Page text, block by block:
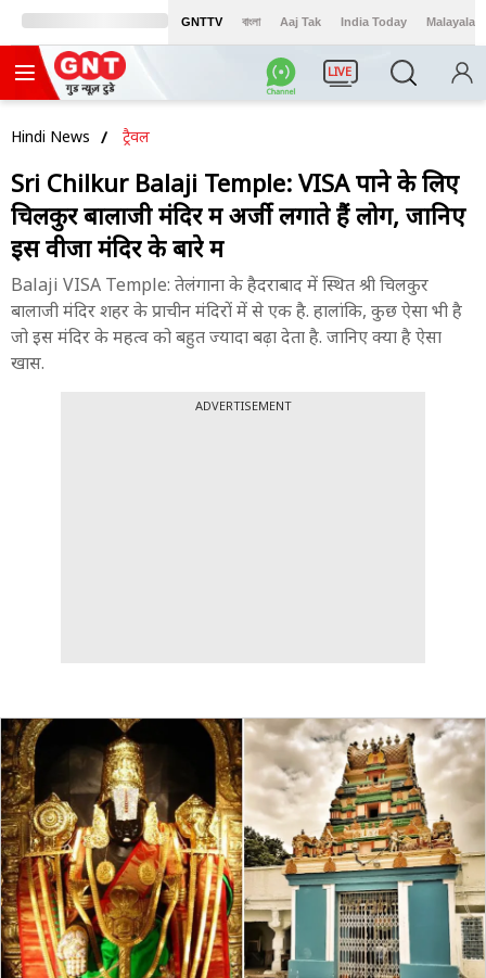
GNTTV বাংলা Aaj Tak India Today Malayalam
LIVE
Hindi News ट्रैवल
Sri Chilkur Balaji Temple: VISA पाने के लिए
चिलकुर बालाजी मंदिर में अर्जी लगाते हैं लोग, जानिए
इस वीजा मंदिर के बारे में
Balaji VISA Temple: तेलंगाना के हैदराबाद में स्थित श्री चिलकुर
बालाजी मंदिर शहर के प्राचीन मंदिरों में से एक है. हालांकि, कुछ ऐसा भी है
जो इस मंदिर के महत्व को बहुत ज्यादा बढ़ा देता है. जानिए क्या है ऐसा
खास.
ADVERTISEMENT